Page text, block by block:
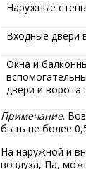
Наружные
Входные двери
Окна и
двери и ворота
Примечание.
быть не более
На наружной и
воздуха, Па,